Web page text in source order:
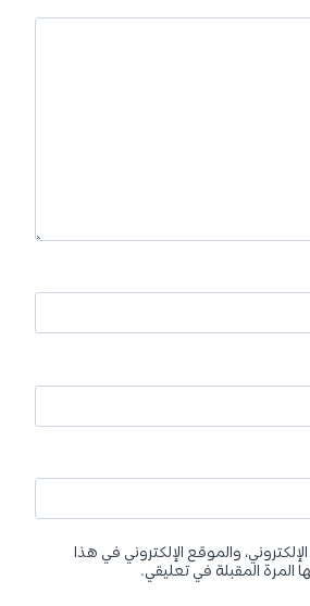
والموقع الإلكتروني في هذا
المرة المقبلة في تعليقي.